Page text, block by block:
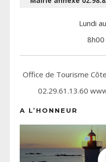
Lundi
Office de Tourisme
02.29.61.13.60
A L’HONNEUR